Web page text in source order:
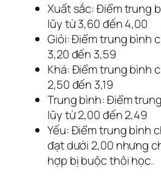
Xuất sắc: Điểm trung
lũy từ 3,60 đến 4,00
Giỏi: Điểm trung bình
3,20 đến 3,59
Khá: Điểm trung bình
2,50 đến 3,19
Trung bình: Điểm
lũy từ 2,00 đến 2,49
Yếu: Điểm trung bình
đạt dưới 2,00 nhưng
hợp bị buộc thôi học.